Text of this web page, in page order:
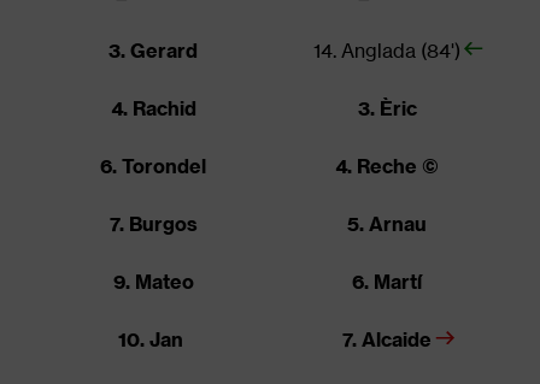
3. Gerard
4. Rachid
6. Torondel
7. Burgos
9. Mateo
10. Jan
14. Anglada (84')
3. Èric
4. Reche ©
5. Arnau
6. Martí
7. Alcaide